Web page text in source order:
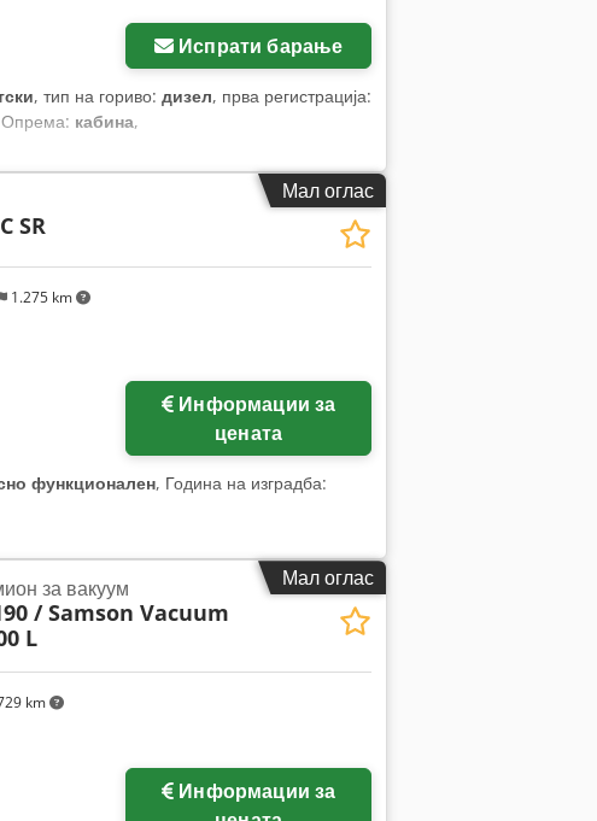
Испрати барање
, тип на гориво: дизел, прва регистрација:
кабина,
Мал оглас
1.275 km
SR
цената
функционален, Година на изградба:
Мал оглас
km
за вакуум
/ Samson Vacuum
L